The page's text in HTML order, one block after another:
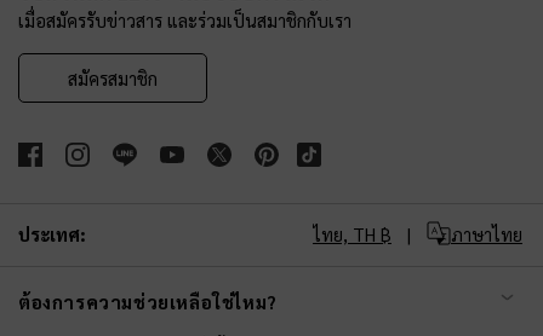
เมื่อสมัครรับข่าวสาร และร่วมเป็นสมาชิกกับเรา
สมัครสมาชิก
ประเทศ: ไทย, TH ฿ ภาษาไทย
ต้องการความช่วยเหลือใช่ไหม?